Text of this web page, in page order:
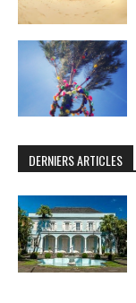
DERNIERS ARTICLES